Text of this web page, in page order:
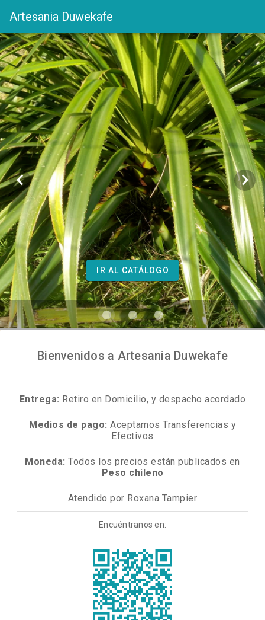
Artesania Duwekafe
IR AL CATÁLOGO
Bienvenidos a Artesania Duwekafe
Entrega: Retiro en Domicilio, y despacho acordado
Medios de pago: Aceptamos Transferencias y
Efectivos
Moneda: Todos los precios están publicados en
Peso chileno
Atendido por Roxana Tampier
Encuéntranos en: